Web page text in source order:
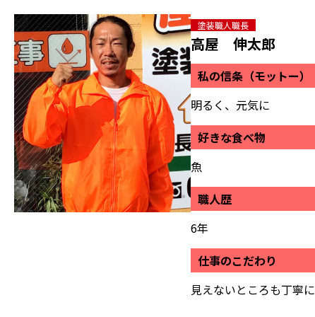
塗装職人職長
高屋 伸太郎
私の信条（モットー）
明るく、元気に
好きな食べ物
魚
職人歴
6年
仕事のこだわり
見えないところも丁寧に